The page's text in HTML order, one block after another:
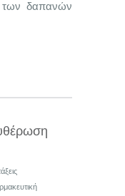
των δαπανών